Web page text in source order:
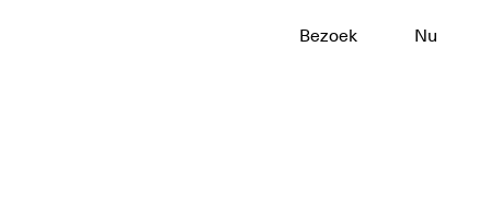
Bezoek Nu